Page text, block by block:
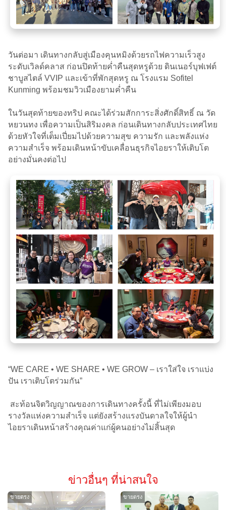
วันต่อมา เดินทางกลับสู่เมืองคุนหมิงด้วยรถไฟความเร็วสูง
ระดับเวิลด์คลาส ก่อนปิดท้ายค่ำคืนสุดหรูด้วย ดินเนอร์บุฟเฟต์
ชาบูสไตล์ VVIP และเข้าที่พักสุดหรู ณ โรงแรม Sofitel
Kunming พร้อมชมวิวเมืองยามค่ำคืน
ในวันสุดท้ายของทริป คณะได้ร่วมสักการะสิ่งศักดิ์สิทธิ์ ณ วัด
หยวนทง เพื่อความเป็นสิริมงคล ก่อนเดินทางกลับประเทศไทย
ด้วยหัวใจที่เต็มเปี่ยมไปด้วยความสุข ความรัก และพลังแห่ง
ความสำเร็จ พร้อมเดินหน้าขับเคลื่อนธุรกิจไอยราให้เติบโต
อย่างมั่นคงต่อไป
“WE CARE • WE SHARE • WE GROW – เราใส่ใจ เราแบ่ง
ปัน เราเติบโตร่วมกัน”
สะท้อนจิตวิญญาณของการเดินทางครั้งนี้ ที่ไม่เพียงมอบ
รางวัลแห่งความสำเร็จ แต่ยังสร้างแรงบันดาลใจให้ผู้นำ
ไอยราเดินหน้าสร้างคุณค่าแก่ผู้คนอย่างไม่สิ้นสุด
ข่าวอื่นๆ ที่น่าสนใจ
ขายตรง ขายตรง